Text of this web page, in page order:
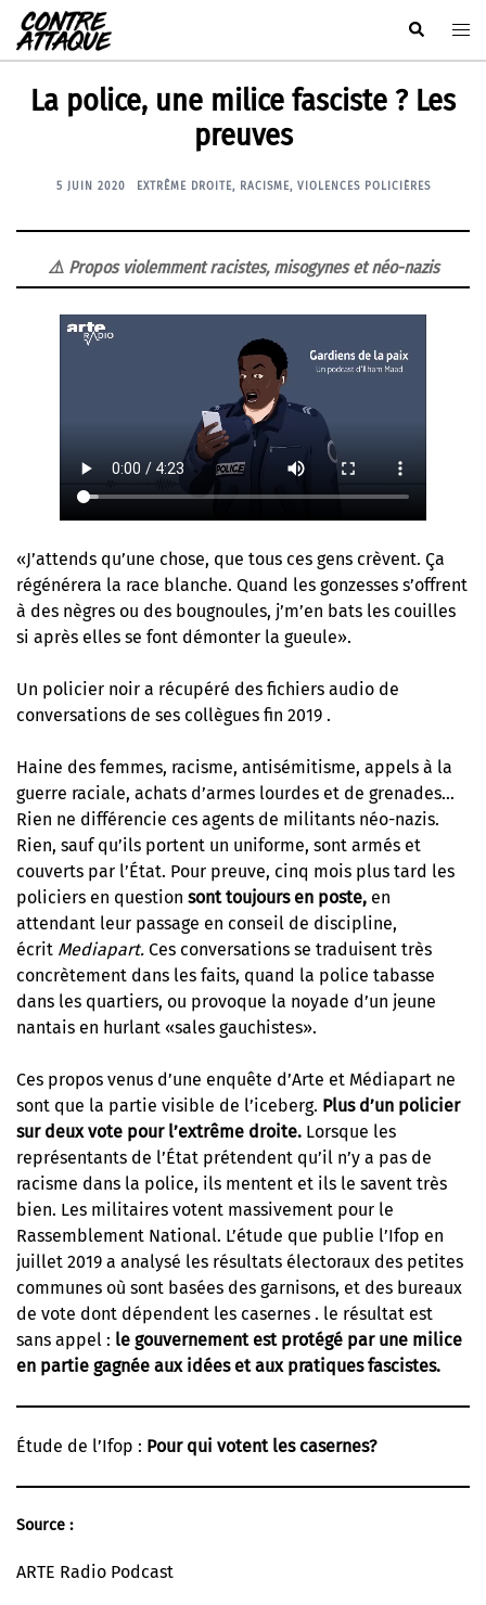
Aller
au
contenu
Rechercher
La police, une milice fasciste ? Les
preuves
5 JUIN 2020 EXTRÊME DROITE, RACISME, VIOLENCES POLICIÈRES
⚠️ Propos violemment racistes, misogynes et néo-nazis
«J’attends qu’une chose, que tous ces gens crèvent. Ça
régénérera la race blanche. Quand les gonzesses s’offrent
à des nègres ou des bougnoules, j’m’en bats les couilles
si après elles se font démonter la gueule».
Un policier noir a récupéré des fichiers audio de
conversations de ses collègues fin 2019 .
Haine des femmes, racisme, antisémitisme, appels à la
guerre raciale, achats d’armes lourdes et de grenades…
Rien ne différencie ces agents de militants néo-nazis.
Rien, sauf qu’ils portent un uniforme, sont armés et
couverts par l’État. Pour preuve, cinq mois plus tard les
policiers en question sont toujours en poste, en
attendant leur passage en conseil de discipline,
écrit Mediapart. Ces conversations se traduisent très
concrètement dans les faits, quand la police tabasse
dans les quartiers, ou provoque la noyade d’un jeune
nantais en hurlant «sales gauchistes».
Ces propos venus d’une enquête d’Arte et Médiapart ne
sont que la partie visible de l’iceberg. Plus d’un policier
sur deux vote pour l’extrême droite. Lorsque les
représentants de l’État prétendent qu’il n’y a pas de
racisme dans la police, ils mentent et ils le savent très
bien. Les militaires votent massivement pour le
Rassemblement National. L’étude que publie l’Ifop en
juillet 2019 a analysé les résultats électoraux des petites
communes où sont basées des garnisons, et des bureaux
de vote dont dépendent les casernes . le résultat est
sans appel : le gouvernement est protégé par une milice
en partie gagnée aux idées et aux pratiques fascistes.
Étude de l’Ifop : Pour qui votent les casernes?
Source :
ARTE Radio Podcast